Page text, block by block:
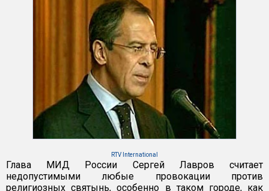
RTV International
Глава МИД России Сергей Лавров считает
недопустимыми любые провокации против
религиозных святынь, особенно в таком городе, как